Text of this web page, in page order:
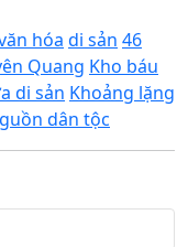
hóa di sản 46
Quang Kho báu
di sản Khoảng lặng
dân tộc